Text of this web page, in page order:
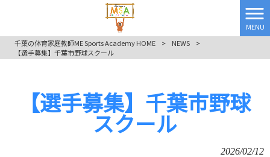
MENU
千葉の体育家庭教師ME Sports Academy HOME
> NEWS
>
【選手募集】千葉市野球スクール
【選手募集】千葉市野球
スクール
2026/02/12